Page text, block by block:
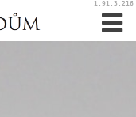
1.91.3.216